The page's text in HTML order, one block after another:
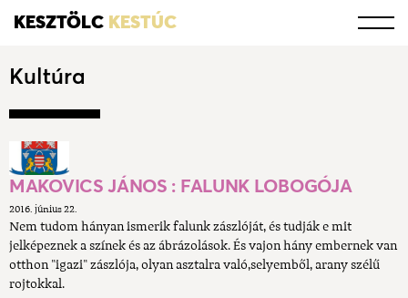
KESZTÖLC KESTÚC
Kultúra
​MAKOVICS JÁNOS : FALUNK LOBOGÓJA
2016. június 22.
Nem tudom hányan ismerik falunk zászlóját, és tudják e mit
jelképeznek a színek és az ábrázolások. És vajon hány embernek van
otthon "igazi" zászlója, olyan asztalra való,selyemből, arany szélű
rojtokkal.